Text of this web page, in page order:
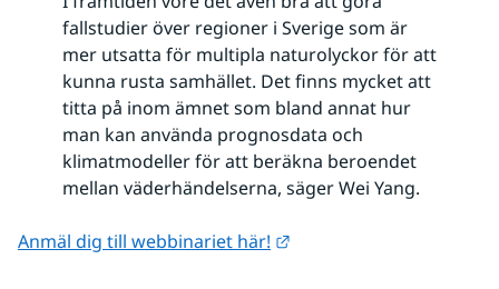
fallstudier över regioner i Sverige som är
mer utsatta för multipla naturolyckor för att
kunna rusta samhället. Det finns mycket att
titta på inom ämnet som bland annat hur
man kan använda prognosdata och
klimatmodeller för att beräkna beroendet
mellan väderhändelserna, säger Wei Yang.
Anmäl dig till webbinariet här!